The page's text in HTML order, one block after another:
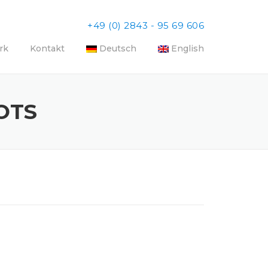
+49 (0) 2843 - 95 69 606
Kontakt Deutsch English